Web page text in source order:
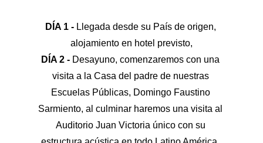
DÍA 1 - Llegada desde su País de origen,
alojamiento en hotel previsto,
DÍA 2 - Desayuno, comenzaremos con una
visita a la Casa del padre de nuestras
Escuelas Públicas, Domingo Faustino
Sarmiento, al culminar haremos una visita al
Auditorio Juan Victoria único con su